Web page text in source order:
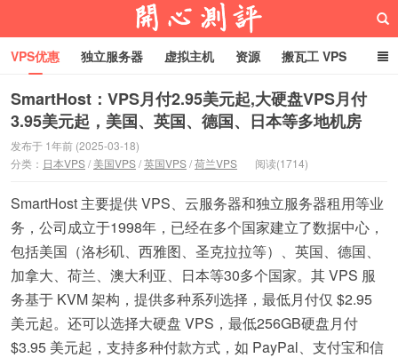
VPS优惠 独立服务器 虚拟主机 资源 搬瓦工 VPS
折腾VPS 真实测评 Hostloc趣闻 域名
RackNerd促销套餐
SmartHost：VPS月付2.95美元起,大硬盘VPS月付
3.95美元起，美国、英国、德国、日本等多地机房
发布于 1年前 (2025-03-18)
分类： 日本VPS/ 美国VPS/英国VPS/荷兰VPS 阅读(1714)
SmartHost 主要提供 VPS、云服务器和独立服务器租用等业
务，公司成立于1998年，已经在多个国家建立了数据中心，
包括美国（洛杉矶、西雅图、圣克拉拉等）、英国、德国、
加拿大、荷兰、澳大利亚、日本等30多个国家。其 VPS 服
务基于 KVM 架构，提供多种系列选择，最低月付仅 $2.95
美元起。还可以选择大硬盘 VPS，最低256GB硬盘月付
$3.95 美元起，支持多种付款方式，如 PayPal、支付宝和信